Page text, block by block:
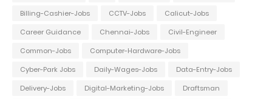
Billing-Cashier-Jobs
CCTV-Jobs
Calicut-Jobs
Career Guidance
Chennai-Jobs
Civil-Engineer
Common-Jobs
Computer-Hardware-Jobs
Cyber-Park Jobs
Daily-Wages-Jobs
Data-Entry-Jobs
Delivery-Jobs
Digital-Marketing-Jobs
Draftsman